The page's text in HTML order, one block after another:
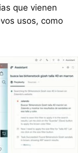
que vienen
usos, como